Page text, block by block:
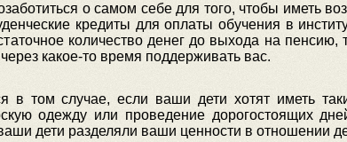
о самом себе для того, чтобы иметь
кредиты для оплаты обучения в
количество денег до выхода на
какое-то время поддерживать вас.
в том случае, если ваши дети хотят иметь
одежду или проведение дорогостоящих
дети разделяли ваши ценности в отношении